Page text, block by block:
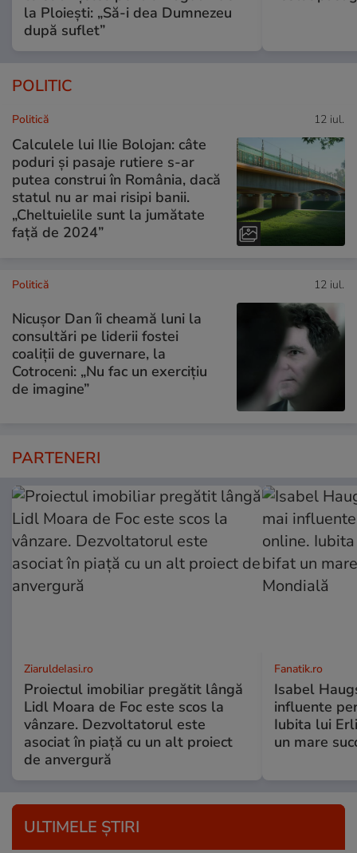
la Ploiești: „Să-i dea Dumnezeu
după suflet”
POLITIC
Politică 12 iul.
Calculele lui Ilie Bolojan: câte
poduri și pasaje rutiere s-ar
putea construi în România, dacă
statul nu ar mai risipi banii.
„Cheltuielile sunt la jumătate
faţă de 2024”
Politică 12 iul.
Nicușor Dan îi cheamă luni la
consultări pe liderii fostei
coaliții de guvernare, la
Cotroceni: „Nu fac un exercițiu
de imagine”
PARTENERI
ZiaruldeIasi.ro
Proiectul imobiliar pregătit lângă
Lidl Moara de Foc este scos la
vânzare. Dezvoltatorul este
asociat în piață cu un alt proiect
de anvergură
Fanatik.ro
Isabel
influente
Iubita lui
un mare
ULTIMELE ȘTIRI